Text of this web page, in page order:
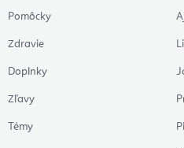
Pomôcky
Zdravie
Doplnky
Zľavy
Témy